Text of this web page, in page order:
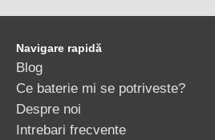
Navigare rapidă
Blog
Ce baterie mi se potriveste?
Despre noi
Intrebari frecvente